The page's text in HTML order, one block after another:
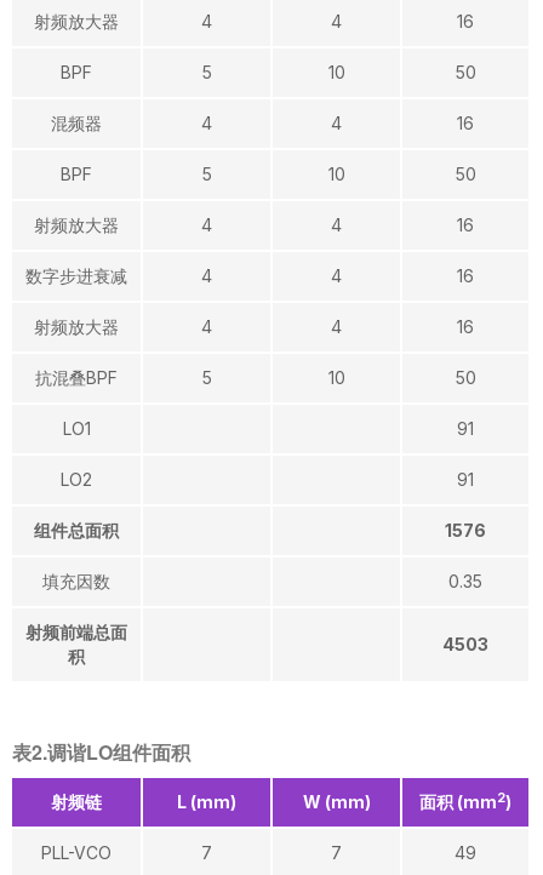
射频放大器 4 4 16
BPF 5 10 50
混频器 4 4 16
BPF 5 10 50
射频放大器 4 4 16
数字步进衰减 4 4 16
射频放大器 4 4 16
抗混叠BPF 5 10 50
LO1 91
LO2 91
组件总面积 1576
填充因数 0.35
射频前端总面
积
4503
表2.调谐LO组件面积
射频链 L (mm) W (mm) 面积 (mm2)
PLL-VCO 7 7 49